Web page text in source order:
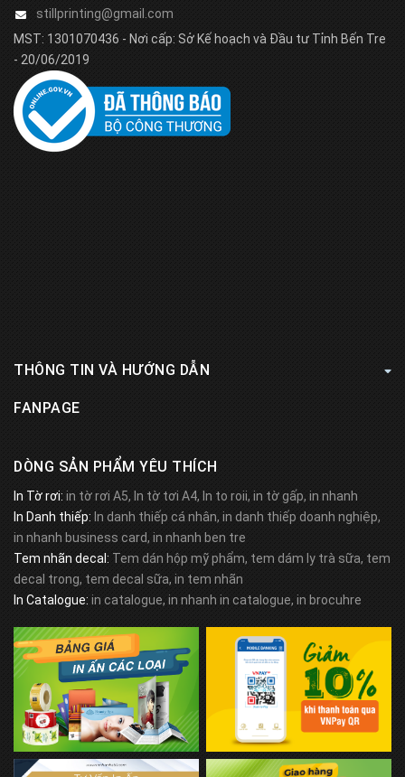
stillprinting@gmail.com
MST: 1301070436 - Nơi cấp: Sở Kế hoạch và Đầu tư Tỉnh Bến Tre
- 20/06/2019
THÔNG TIN VÀ HƯỚNG DẪN
FANPAGE
DÒNG SẢN PHẨM YÊU THÍCH
In Tờ rơi: in tờ rơi A5, In tờ tơi A4, In to roii, in tờ gấp, in nhanh
In Danh thiếp: In danh thiếp cá nhân, in danh thiếp doanh nghiệp,
in nhanh business card, in nhanh ben tre
Tem nhãn decal: Tem dán hộp mỹ phẩm, tem dám ly trà sữa, tem
decal trong, tem decal sữa, in tem nhãn
In Catalogue: in catalogue, in nhanh in catalogue, in brocuhre